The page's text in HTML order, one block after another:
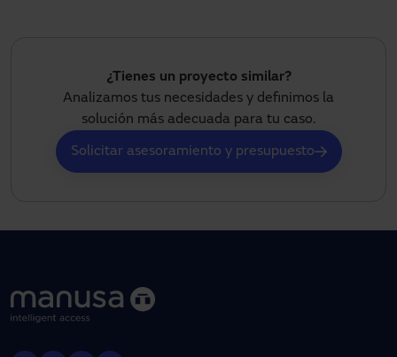
¿Tienes un proyecto similar?
Analizamos tus necesidades y definimos la
solución más adecuada para tu caso.
Solicitar asesoramiento y presupuesto